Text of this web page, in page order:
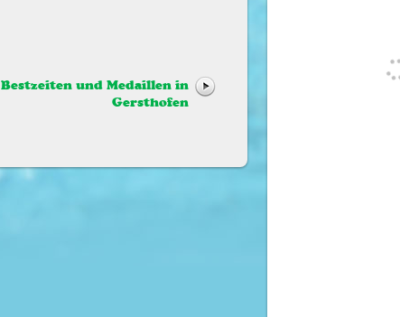
Bestzeiten und Medaillen in
Gersthofen